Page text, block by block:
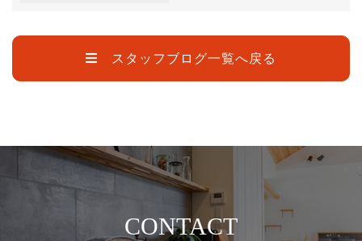
スタッフブログ一覧へ戻る
CONTACT